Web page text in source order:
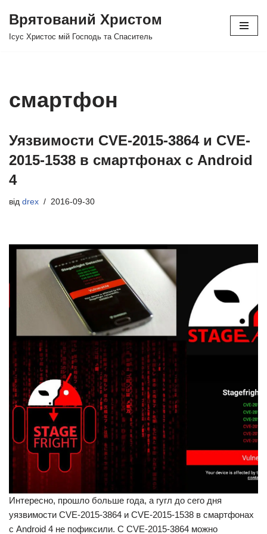
Перейти
Врятований Христом
Ісус Христос мій Господь та Спаситель
смартфон
Уязвимости CVE-2015-3864 и CVE-
2015-1538 в смартфонах с Android
4
від drex 2016-09-30
Интересно, прошло больше года, а гугл до сего дня
уязвимости CVE-2015-3864 и CVE-2015-1538 в смартфонах
с Android 4 не пофиксили. С CVE-2015-3864 можно